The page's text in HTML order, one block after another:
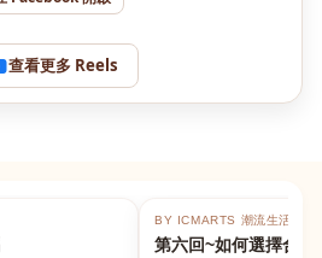
查看更多 Reels
BY ICMARTS 潮流生活百貨
第六回~如何選擇合適